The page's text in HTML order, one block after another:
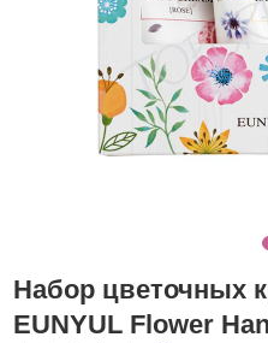
Набор цветочных
EUNYUL Flower